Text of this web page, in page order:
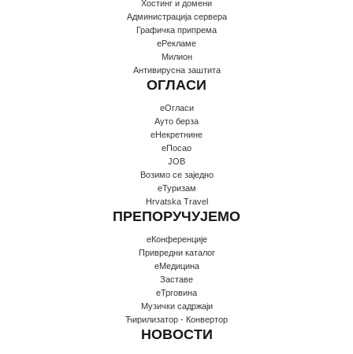
Хостинг и домени
Администрација сервера
Графичка припрема
еРекламе
Милион
Антивирусна заштита
ОГЛАСИ
еОгласи
Ауто берза
еНекретнине
еПосао
JOB
Возимо се заједно
еТуризам
Hrvatska Travel
ПРЕПОРУЧУЈЕМО
еКонференције
Привредни каталог
еМедицина
Заставе
еТрговина
Музички садржаји
Ћирилизатор - Конвертор
НОВОСТИ